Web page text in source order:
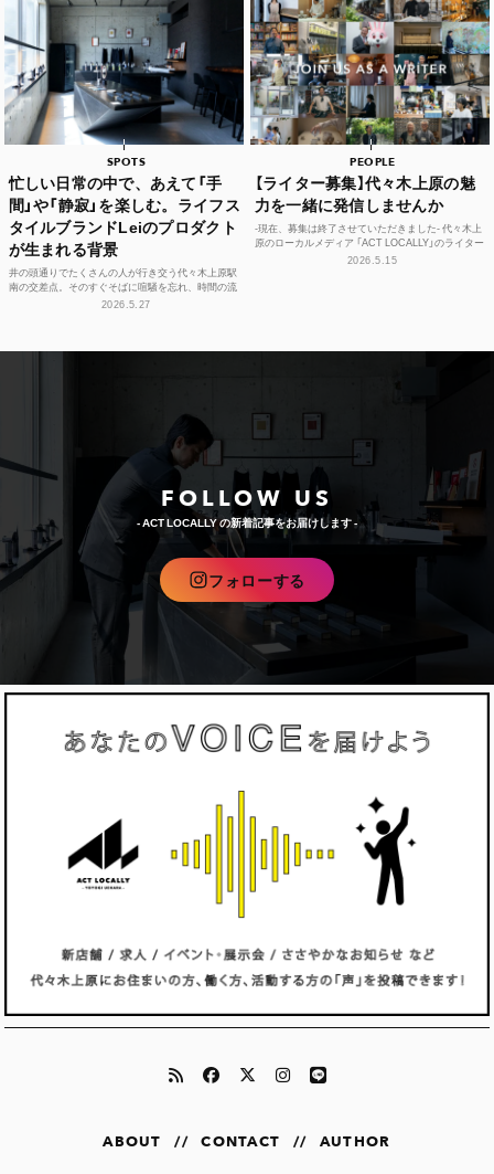
SPOTS
忙しい日常の中で、あえて「手
間」や「静寂」を楽しむ。ライフス
タイルブランドLeiのプロダクト
が生まれる背景
井の頭通りでたくさんの人が行き交う代々木上原駅
南の交差点。そのすぐそばに喧騒を忘れ、時間の流
れや感性をフラットに整えられる空間があります。
2026.5.27
PEOPLE
【ライター募集】代々木上原の魅
力を一緒に発信しませんか
-現在、募集は終了させていただきました- 代々木上
原のローカルメディア 「ACT LOCALLY」のライター
募集！ 世界中にある個性豊かな街に負けない魅...
2026.5.15
FOLLOW US
- ACT LOCALLY の新着記事をお届けします -
フォローする
ABOUT // CONTACT // AUTHOR